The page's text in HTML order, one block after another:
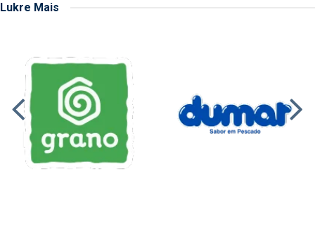
Lukre Mais